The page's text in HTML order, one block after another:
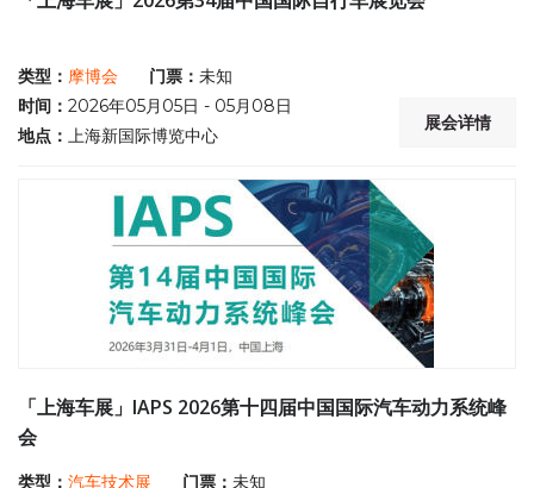
类型： 摩博会 门票： 未知
时间： 2026年05月05日 - 05月08日
地点： 上海新国际博览中心
展会详情
「上海车展」IAPS 2026第十四届中国国际汽车动力系统峰
会
类型： 汽车技术展 门票： 未知